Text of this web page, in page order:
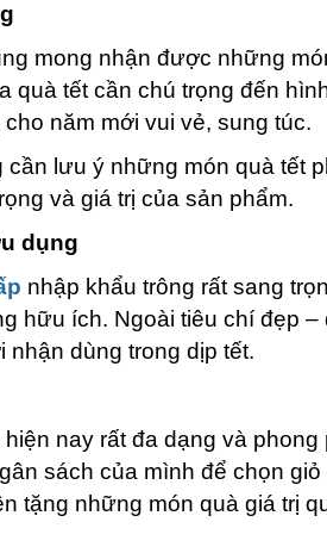
mong nhận được những
quà tết cần chú trọng đến
năm mới vui vẻ, sung túc.
cần lưu ý những món quà tết
và giá trị của sản phẩm.
dụng
nhập khẩu trông rất sang
hữu ích. Ngoài tiêu chí đẹp
nhận dùng trong dịp tết.
nay rất đa dạng và
sách của mình để chọn
tặng những món quà giá trị